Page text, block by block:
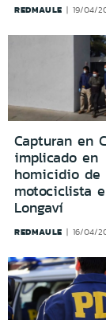
REDMAULE 19/04/
Capturan en
implicado en
homicidio de
motociclista
Longaví
REDMAULE 16/04/